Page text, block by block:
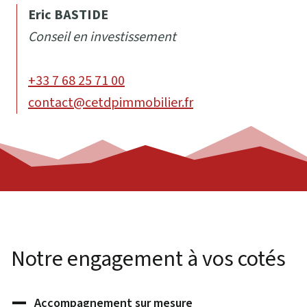
Eric BASTIDE
Conseil en investissement
+33 7 68 25 71 00
contact@cetdpimmobilier.fr
Notre engagement à vos cotés
Accompagnement sur mesure